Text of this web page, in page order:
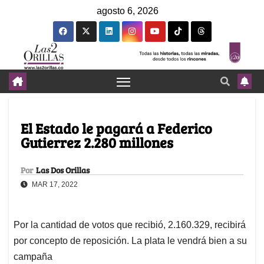
agosto 6, 2026
El Estado le pagará a Federico
Gutierrez 2.280 millones
Por Las Dos Orillas
MAR 17, 2022
Por la cantidad de votos que recibió, 2.160.329, recibirá
por concepto de reposición. La plata le vendrá bien a su
campaña